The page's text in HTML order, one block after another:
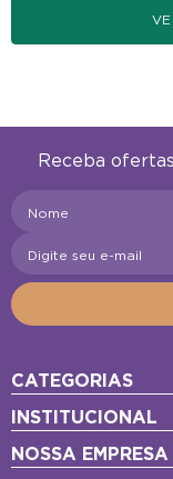
Receba
Nome
Digite seu e-mail
CATEGORIAS
INSTITUCIONAL
NOSSA EMPRESA